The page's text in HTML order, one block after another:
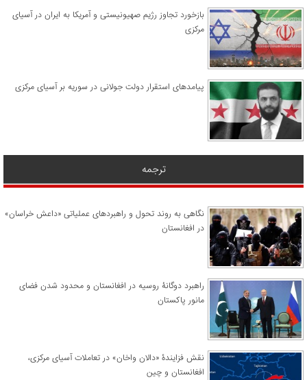
​بازخورد تجاوز رژیم صهیونیستی و آمریکا به ایران در آسیای
مرکزی
پیامدهای استقرار دولت جولانی در سوریه بر آسیای مرکزی
ترجمه
نگاهی به روند تحول و راهبردهای عملیاتی «داعش خراسان»
در افغانستان
راهبرد دوگانۀ روسیه در افغانستان و محدود شدن فضای
مانور پاکستان
نقش فزایندۀ «دالان واخان» در تعاملات آسیای مرکزی،
افغانستان و چین